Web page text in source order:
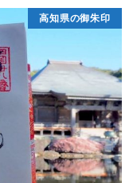
高知県の御朱印